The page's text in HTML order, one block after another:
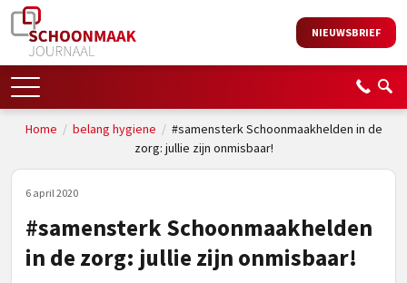
NIEUWSBRIEF
Home / belang hygiene / #samensterk Schoonmaakhelden in de
zorg: jullie zijn onmisbaar!
6 april 2020
#samensterk Schoonmaakhelden
in de zorg: jullie zijn onmisbaar!